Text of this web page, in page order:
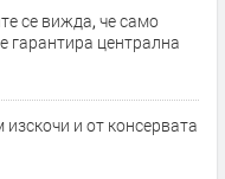
се вижда, че само
гарантира централна
и от консервата